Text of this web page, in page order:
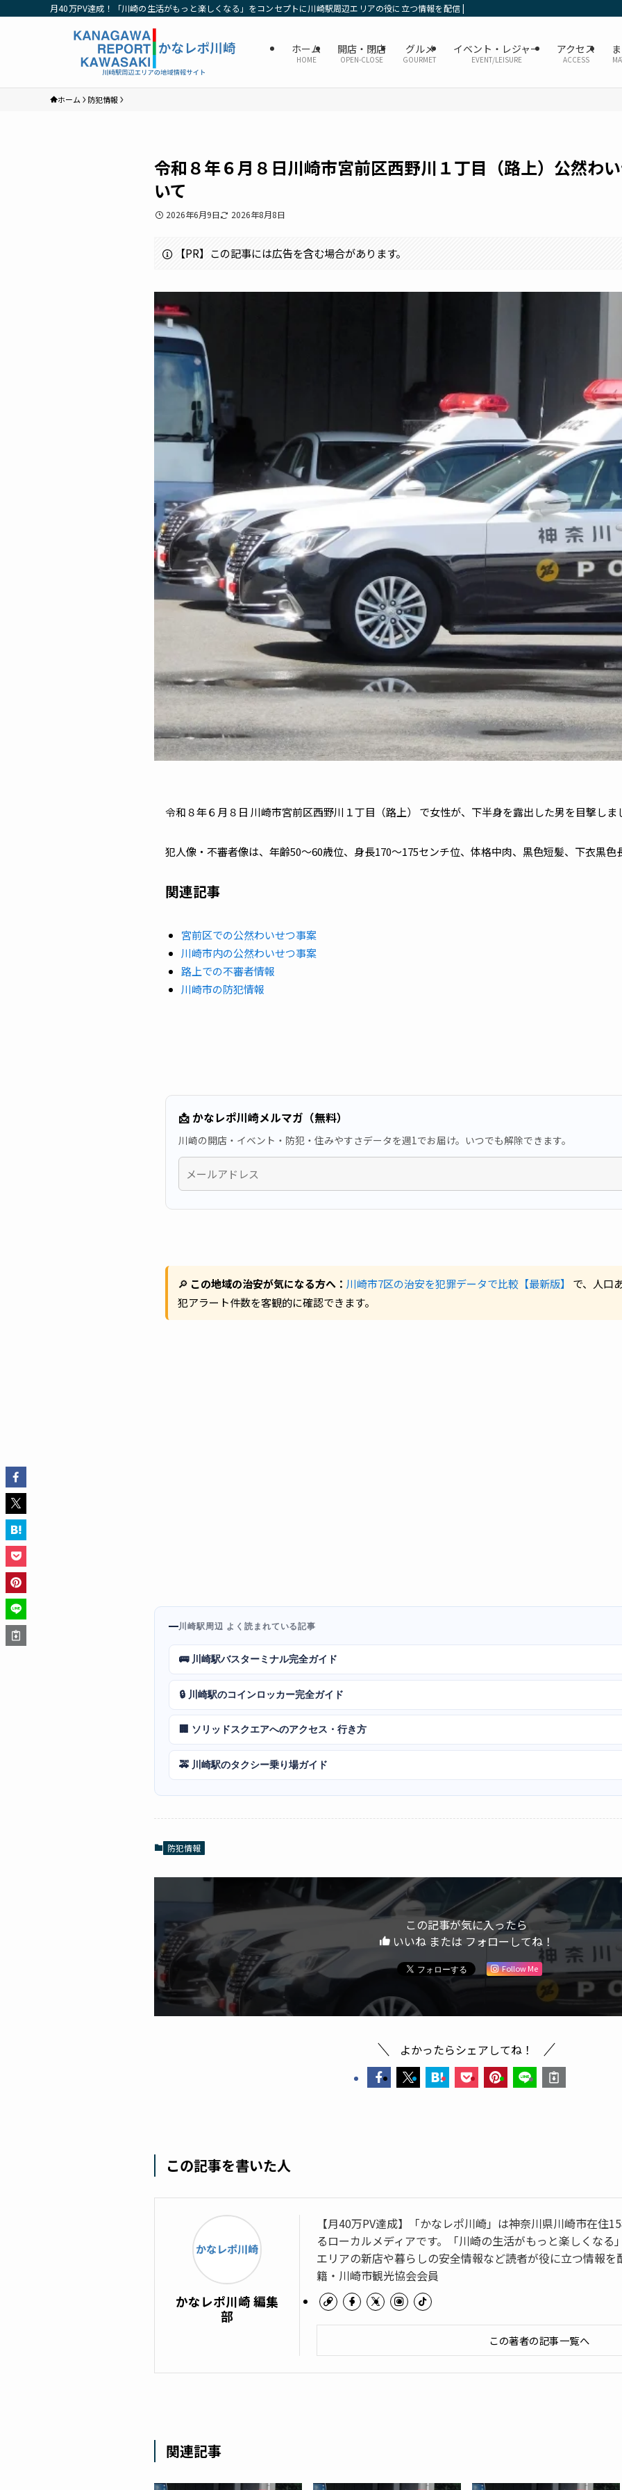
月40万PV達成！「川崎の生活がもっと楽しくなる」をコンセプトに川崎駅周辺エリアの役に立つ情報を配信 | かなレポ川崎
ホーム
HOME
開店・閉店
OPEN-CLOSE
グルメ
GOURMET
イベント・レジャー
EVENT/LEISURE
アクセス
ACCESS
ホーム 防犯情報
令和８年６月８日川崎市宮前区西野川１丁目（路上）公然わ
いて
2026年6月9日 2026年8月8日
【PR】この記事には広告を含む場合があります。
令和８年６月８日 川崎市宮前区西野川１丁目（路上） で女性が、下半身を露出した男を目撃しま
犯人像・不審者像は、年齢50～60歳位、身長170〜175センチ位、体格中肉、黒色短髪、下衣黒色
関連記事
宮前区での公然わいせつ事案
川崎市内の公然わいせつ事案
路上での不審者情報
川崎市の防犯情報
📩 かなレポ川崎メルマガ（無料）
川崎の開店・イベント・防犯・住みやすさデータを週1でお届け。いつでも解除できます。
🔎 この地域の治安が気になる方へ： 川崎市7区の治安を犯罪データで比較【最新版】
で、人口
犯アラート件数を客観的に確認できます。
川崎駅周辺 よく読まれている記事
🚌 川崎駅バスターミナル完全ガイド
🔒 川崎駅のコインロッカー完全ガイド
🏢 ソリッドスクエアへのアクセス・行き方
🚕 川崎駅のタクシー乗り場ガイド
防犯情報
この記事が気に入ったら
いいね または フォローしてね！
Follow Me
よかったらシェアしてね！
この記事を書いた人
かなレポ川崎 編集
部
【月40万PV達成】「かなレポ川崎」は神奈川県川崎市在住
るローカルメディアです。「川崎の生活がもっと楽しくなる
エリアの新店や暮らしの安全情報など読者が役に立つ情報
籍・川崎市観光協会会員
この著者の記事一覧へ
関連記事